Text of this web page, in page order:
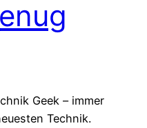
Geek – immer
Technik.